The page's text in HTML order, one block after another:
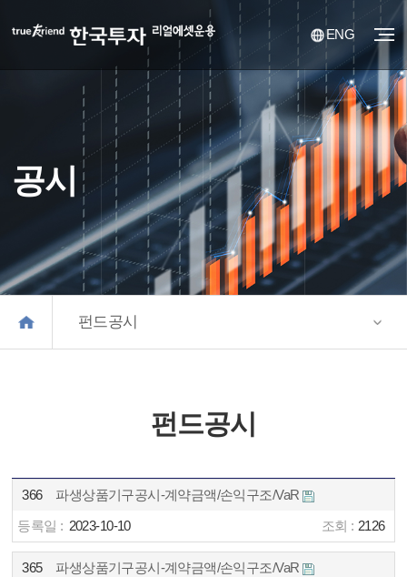
ENG
공시
펀드공시
펀드공시
366 파생상품기구공시-계약금액/손익구조/VaR
2023-10-10 2126
365 파생상품기구공시-계약금액/손익구조/VaR